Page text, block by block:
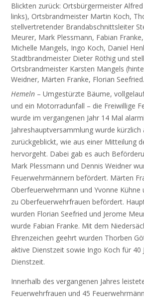
Blickten zurück: Ortsbürgermeister
links), Ortsbrandmeister Martin Koch,
stellvertretender Brandabschnittsleiter
Meurer, Mark Plessmann, Fabian
Michelle Mangels, Ingo Koch, Daniel
Stadtbrandmeister Dieter Röthig und
Ortsbrandmeister Karsten Mangels
Weidner, Märten Franke, Florian
Hemeln – Umgestürzte Bäume,
und ein Motorradunfall – die Freiwillige
wurde im vergangenen Jahr 14 Mal
Jahreshauptversammlung wurde kürzlich
zurückgeblickt, wie aus einer Mitteilung
hervorgeht. Dabei gab es auch
Mark Plessmann und Dennis Weidner
Feuerwehrmännern befördert. Märten
Oberfeuerwehrmann und Yvonne Kühne
zu Oberfeuerwehrfrauen befördert.
wurden Florian Seefried und Jerome
wurde Fabian Franke. Mit dem
Ehrenzeichen geehrt wurden Thorben
aktive Dienstzeit sowie Ingo Koch für 40
Dienstzeit.
Innerhalb des vergangenen Jahres
Feuerwehrfrauen und 45